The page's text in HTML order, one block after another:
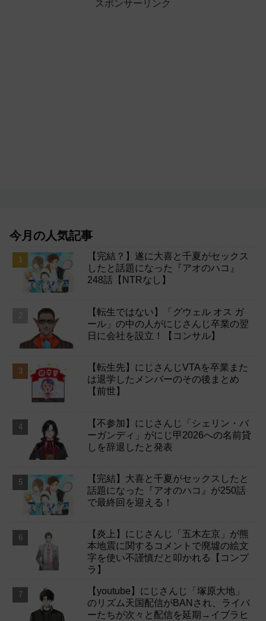
スポンサーリンク
今月の人気記事
【完結？】遂に大喜と千夏がセックス
したと話題になった『アオのハコ』
248話【NTRなし】
【転生ではない】「グウェル オス ガ
ール」の中の人がにじさんじ卒業の翌
日に会社を設立！【コンサル】
【転生先】にじさんじVTAを卒業また
は退学したメンバーのその後まとめ
【前世】
【不参加】にじさんじ「シェリン・バ
ーガンディ」がにじ甲2026への名前貸
しを辞退したと発表
【完結】大喜と千夏がセックスしたと
話題になった『アオのハコ』が250話
で最終回を迎える！
【炎上】にじさんじ「五木左京」が熊
本地震に関するコメントで廃墟の絵文
字を使い不謹慎だと叩かれる【コンプ
ラ】
【youtube】にじさんじ「塚原大地」
のリズム天国配信がBANされ、ライバ
ーたちが次々と配信を延期→イブラヒ